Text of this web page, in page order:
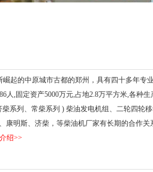
崛起的中原城市古都的郑州，具有四十多年专
86人, 固定资产5000万元,占地2.8万平方米,各种生
系列、常柴系列 ) 柴油发电机组、二轮四轮
明斯、济柴，等柴油机厂家有长期的合作关
绍>>